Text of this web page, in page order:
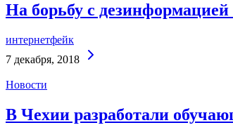
На борьбу с дезинформацией
интернетфейк
7 декабря, 2018
Новости
В Чехии разработали